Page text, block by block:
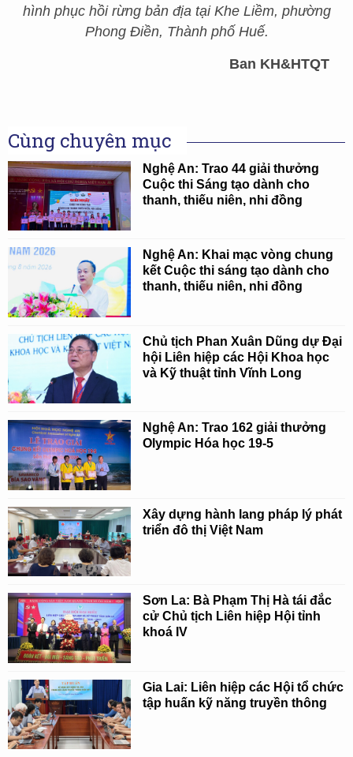
hình phục hồi rừng bản địa tại Khe Liềm, phường
Phong Điền, Thành phố Huế.
Ban KH&HTQT
Cùng chuyên mục
Nghệ An: Trao 44 giải thưởng
Cuộc thi Sáng tạo dành cho
thanh, thiếu niên, nhi đồng
Nghệ An: Khai mạc vòng chung
kết Cuộc thi sáng tạo dành cho
thanh, thiếu niên, nhi đồng
Chủ tịch Phan Xuân Dũng dự Đại
hội Liên hiệp các Hội Khoa học
và Kỹ thuật tỉnh Vĩnh Long
Nghệ An: Trao 162 giải thưởng
Olympic Hóa học 19-5
Xây dựng hành lang pháp lý phát
triển đô thị Việt Nam
Sơn La: Bà Phạm Thị Hà tái đắc
cử Chủ tịch Liên hiệp Hội tỉnh
khoá IV
Gia Lai: Liên hiệp các Hội tổ chức
tập huấn kỹ năng truyền thông